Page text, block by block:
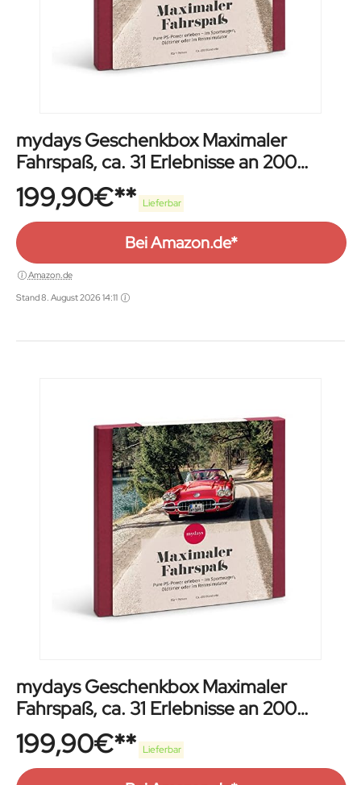
mydays Geschenkbox Maximaler
Fahrspaß, ca. 31 Erlebnisse an 200
Standorten, Erlebnis-Gutschein für 1
Person
199,90€ Lieferbar
Bei Amazon.de*
Amazon.de
Stand 8. August 2026 14:11
mydays Geschenkbox Maximaler
Fahrspaß, ca. 31 Erlebnisse an 200
Standorten, Erlebnis-Gutschein für 1
Person
199,90€ Lieferbar